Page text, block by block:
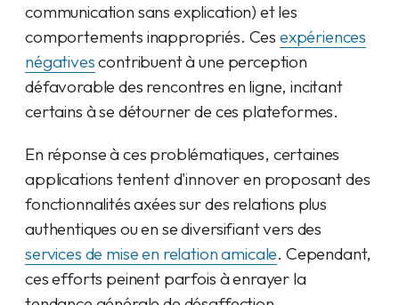
communication sans explication) et les
comportements inappropriés. Ces expériences
négativescontribuent à une perception
défavorable des rencontres en ligne, incitant
certains à se détourner de ces plateformes.
En réponse à ces problématiques, certaines
applications tentent d'innover en proposant des
fonctionnalités axées sur des relations plus
authentiques ou en se diversifiant vers des
services de mise en relation amicale. Cependant,
ces efforts peinent parfois à enrayer la